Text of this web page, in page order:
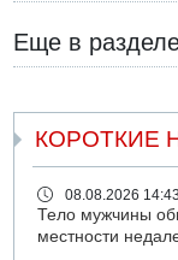
Еще в
КОРОТКИЕ
08.08.2026 14:43
Тело мужчины
местности